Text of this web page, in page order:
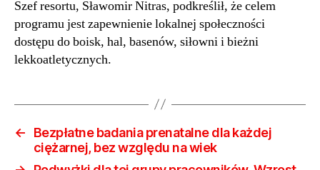
Szef resortu, Sławomir Nitras, podkreślił, że celem
programu jest zapewnienie lokalnej społeczności
dostępu do boisk, hal, basenów, siłowni i bieżni
lekkoatletycznych.
←
Bezpłatne badania prenatalne dla każdej
ciężarnej, bez względu na wiek